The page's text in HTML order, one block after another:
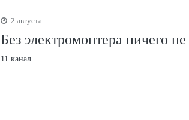
2 августа
Без электромонтера ничего
11 канал